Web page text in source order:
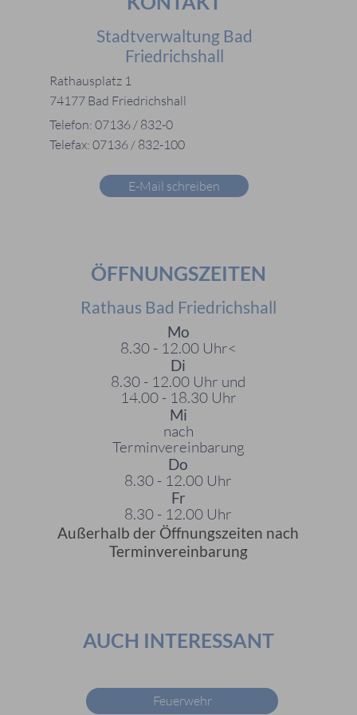
Stadtverwaltung Bad
Friedrichshall
Rathausplatz 1
74177 Bad Friedrichshall
Telefon: 07136 / 832-0
Telefax: 07136 / 832-100
E-Mail schreiben
ÖFFNUNGSZEITEN
Rathaus Bad Friedrichshall
Mo
8.30 - 12.00 Uhr<
Di
8.30 - 12.00 Uhr und
14.00 - 18.30 Uhr
Mi
nach
Terminvereinbarung
Do
8.30 - 12.00 Uhr
Fr
8.30 - 12.00 Uhr
Außerhalb der Öffnungszeiten nach
Terminvereinbarung
AUCH INTERESSANT
Feuerwehr